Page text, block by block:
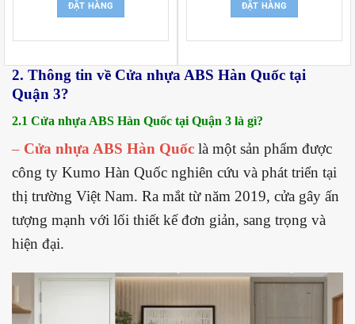
ĐẶT HÀNG ĐẶT HÀNG
2. Thông tin về Cửa nhựa ABS Hàn Quốc tại
Quận 3?
2.1 Cửa nhựa ABS Hàn Quốc tại Quận 3 là gì?
– Cửa nhựa ABS Hàn Quốc là một sản phẩm được
công ty Kumo Hàn Quốc nghiên cứu và phát triển tại
thị trường Việt Nam. Ra mắt từ năm 2019, cửa gây ấn
tượng mạnh với lối thiết kế đơn giản, sang trọng và
hiện đại.